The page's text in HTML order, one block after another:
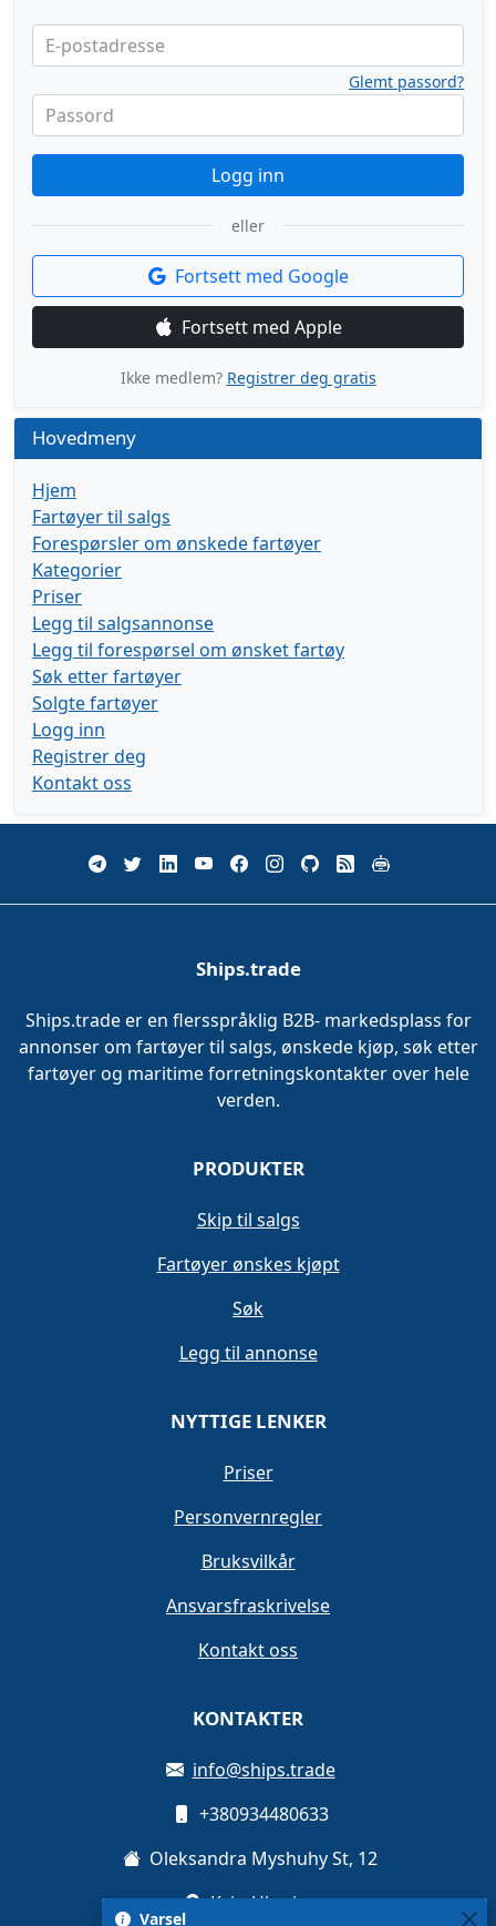
E-postadresse
Passord
Glemt passord?
Logg inn
eller
Fortsett med Google
Fortsett med Apple
Ikke medlem? Registrer deg gratis
Hovedmeny
Hjem
Fartøyer til salgs
Forespørsler om ønskede fartøyer
Kategorier
Priser
Legg til salgsannonse
Legg til forespørsel om ønsket fartøy
Søk etter fartøyer
Solgte fartøyer
Logg inn
Registrer deg
Kontakt oss
Ships.trade
Ships.trade er en flersspråklig B2B- markedsplass for
annonser om fartøyer til salgs, ønskede kjøp, søk etter
fartøyer og maritime forretningskontakter over hele
verden.
PRODUKTER
Skip til salgs
Fartøyer ønskes kjøpt
Søk
Legg til annonse
NYTTIGE LENKER
Priser
Personvernregler
Bruksvilkår
Ansvarsfraskrivelse
Kontakt oss
KONTAKTER
info@ships.trade
+380934480633
Oleksandra Myshuhy St, 12
Kyiv, Ukraina
Varsel